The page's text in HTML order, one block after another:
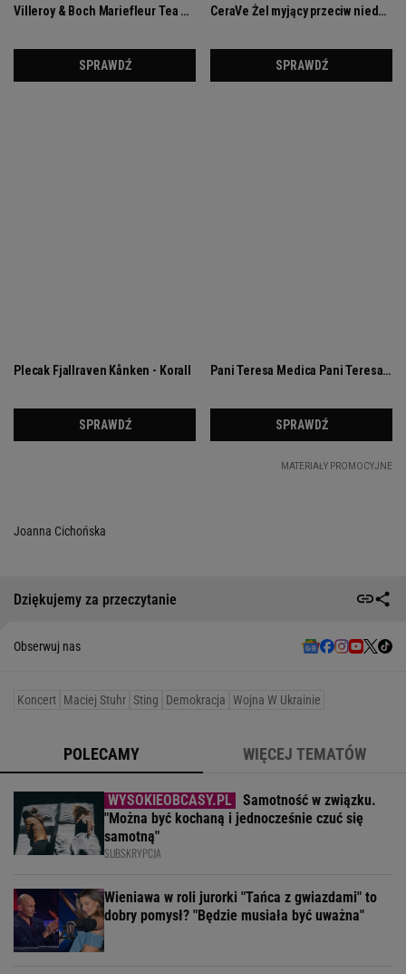
Joanna Cichońska
Dziękujemy za przeczytanie
Obserwuj nas
Koncert Maciej Stuhr Sting Demokracja Wojna W Ukrainie
POLECAMY WIĘCEJ TEMATÓW
Samotność w związku.
"Można być kochaną i jednocześnie czuć się
samotną"
SUBSKRYPCJA
Wieniawa w roli jurorki "Tańca z gwiazdami" to
dobry pomysł? "Będzie musiała być uważna"